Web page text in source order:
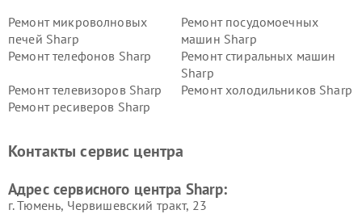
Ремонт микроволновых
печей Sharp
Ремонт посудомоечных
машин Sharp
Ремонт телефонов Sharp
Ремонт стиральных машин
Sharp
Ремонт телевизоров Sharp
Ремонт холодильников Sharp
Ремонт ресиверов Sharp
Контакты сервис центра
Адрес сервисного центра Sharp:
г. Тюмень, ​Червишевский тракт, 23